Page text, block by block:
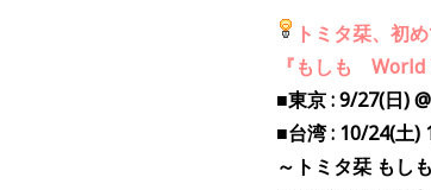
トミタ栞、初
『もしも World
■東京 : 9/27(日)
■台湾 : 10/24(土)
～トミタ栞 もし